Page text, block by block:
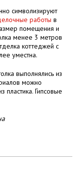
символизируют
работы в
помещения и
менее 3 метров
коттеджей с
уместна.
выполнялись из
можно
пластика. Гипсовые